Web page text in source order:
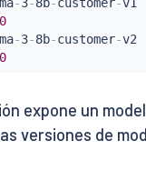
-3-8b-customer-v1
-3-8b-customer-v2
expone un
versiones de